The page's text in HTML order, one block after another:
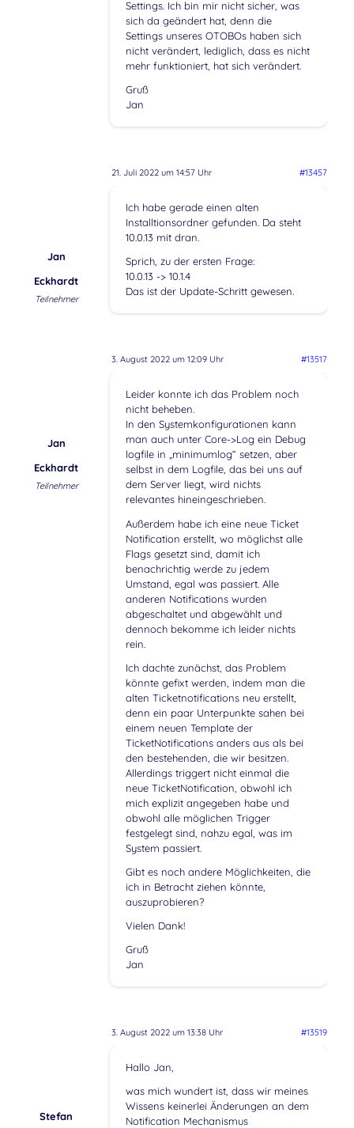
Settings. Ich bin mir nicht sicher, was
sich da geändert hat, denn die
Settings unseres OTOBOs haben sich
nicht verändert, lediglich, dass es nicht
mehr funktioniert, hat sich verändert.
Gruß
Jan
21. Juli 2022 um 14:57 Uhr #13457
Jan
Eckhardt
Teilnehmer
Ich habe gerade einen alten
Installtionsordner gefunden. Da steht
10.0.13 mit dran.
Sprich, zu der ersten Frage:
10.0.13 -> 10.1.4
Das ist der Update-Schritt gewesen.
3. August 2022 um 12:09 Uhr #13517
Jan
Eckhardt
Teilnehmer
Leider konnte ich das Problem noch
nicht beheben.
In den Systemkonfigurationen kann
man auch unter Core->Log ein Debug
logfile in „minimumlog“ setzen, aber
selbst in dem Logfile, das bei uns auf
dem Server liegt, wird nichts
relevantes hineingeschrieben.
Außerdem habe ich eine neue Ticket
Notification erstellt, wo möglichst alle
Flags gesetzt sind, damit ich
benachrichtig werde zu jedem
Umstand, egal was passiert. Alle
anderen Notifications wurden
abgeschaltet und abgewählt und
dennoch bekomme ich leider nichts
rein.
Ich dachte zunächst, das Problem
könnte gefixt werden, indem man die
alten Ticketnotifications neu erstellt,
denn ein paar Unterpunkte sahen bei
einem neuen Template der
TicketNotifications anders aus als bei
den bestehenden, die wir besitzen.
Allerdings triggert nicht einmal die
neue TicketNotification, obwohl ich
mich explizit angegeben habe und
obwohl alle möglichen Trigger
festgelegt sind, nahzu egal, was im
System passiert.
Gibt es noch andere Möglichkeiten, die
ich in Betracht ziehen könnte,
auszuprobieren?
Vielen Dank!
Gruß
Jan
3. August 2022 um 13:38 Uhr #13519
Stefan
Hallo Jan,
was mich wundert ist, dass wir meines
Wissens keinerlei Änderungen an dem
Notification Mechanismus